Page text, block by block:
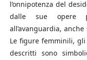
l’onnipotenza del
dalle sue opere
all’avanguardia,
Le figure femminili,
descritti sono